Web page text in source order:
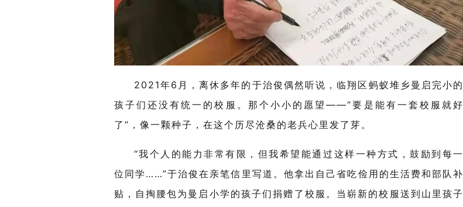
2021年6 月，离休多年的于治俊偶然听说，临翔区蚂蚁堆乡曼启完小的
孩子们还没有统一的校服。那个小小的愿望——“要是能有一套校服就好
了”，像一颗种子，在这个历尽沧桑的老兵心里发了芽。
“我个人的能力非常有限，但我希望能通过这样一种方式，鼓励到每一
位同学……”于治俊在亲笔信里写道。他拿出自己省吃俭用的生活费和部队补
贴，自掏腰包为曼启小学的孩子们捐赠了校服。当崭新的校服送到山里孩子